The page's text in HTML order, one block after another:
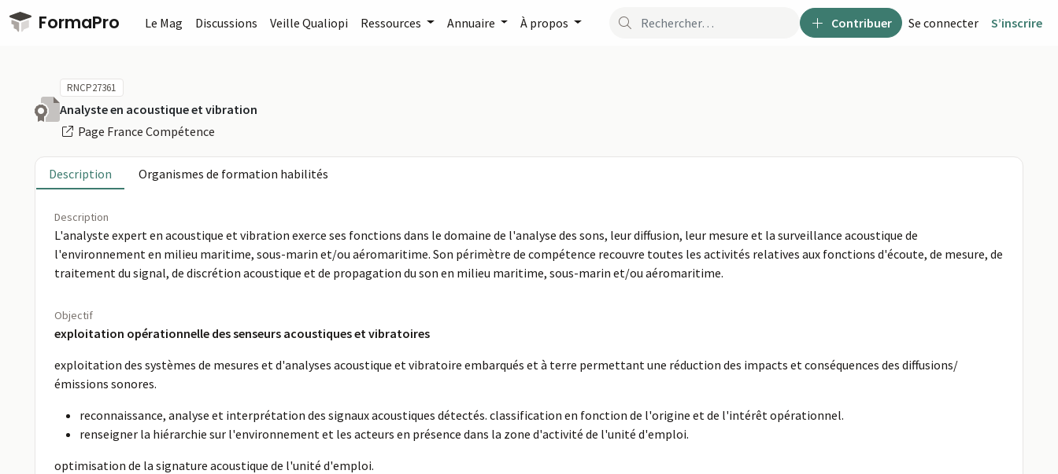
Passer au contenu principal
FormaPro Contribuer Se connecter S’inscrire
Le Mag Discussions Veille Qualiopi Ressources Annuaire À propos
RNCP27361
Analyste en acoustique et vibration
Page France Compétence
Description Organismes de formation habilités
Description
L'analyste expert en acoustique et vibration exerce ses fonctions dans le domaine de l'analyse des sons, leur diffusion, leur mesure et la surveillance acoustique de
l'environnement en milieu maritime, sous-marin et/ou aéromaritime. Son périmètre de compétence recouvre toutes les activités relatives aux fonctions d'écoute, de mesure, de
traitement du signal, de discrétion acoustique et de propagation du son en milieu maritime, sous-marin et/ou aéromaritime.
Objectif
exploitation opérationnelle des senseurs acoustiques et vibratoires
exploitation des systèmes de mesures et d'analyses acoustique et vibratoire embarqués et à terre permettant une réduction des impacts et conséquences des diffusions/
émissions sonores.
reconnaissance, analyse et interprétation des signaux acoustiques détectés. classification en fonction de l'origine et de l'intérêt opérationnel.
renseigner la hiérarchie sur l'environnement et les acteurs en présence dans la zone d'activité de l'unité d'emploi.
optimisation de la signature acoustique de l'unité d'emploi.